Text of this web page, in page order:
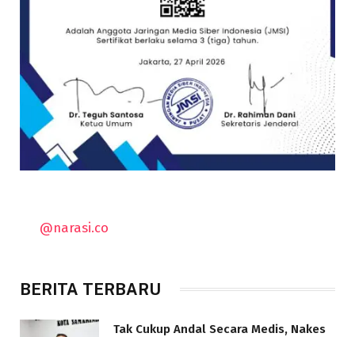
@narasi.co
BERITA TERBARU
Tak Cukup Andal Secara Medis, Nakes